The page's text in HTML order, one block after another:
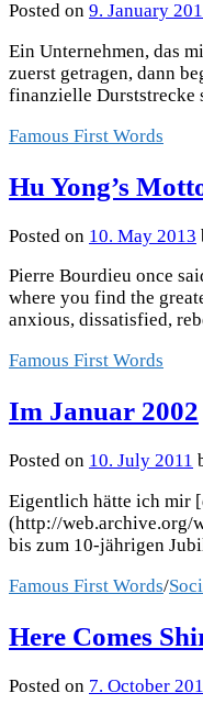
Posted on 9. January
Ein Unternehmen, das
zuerst getragen, dann
finanzielle Durststrecke
Famous First Words
Hu Yong’s
Posted on 10. May 2013
Pierre Bourdieu once
where you find the
anxious, dissatisfied,
Famous First Words
Im Januar 2002
Posted on 10. July 2011
Eigentlich hätte ich mir
(http://web.archive.org/
bis zum 10-jährigen
Famous First Words/
Here Comes
Posted on 7. October